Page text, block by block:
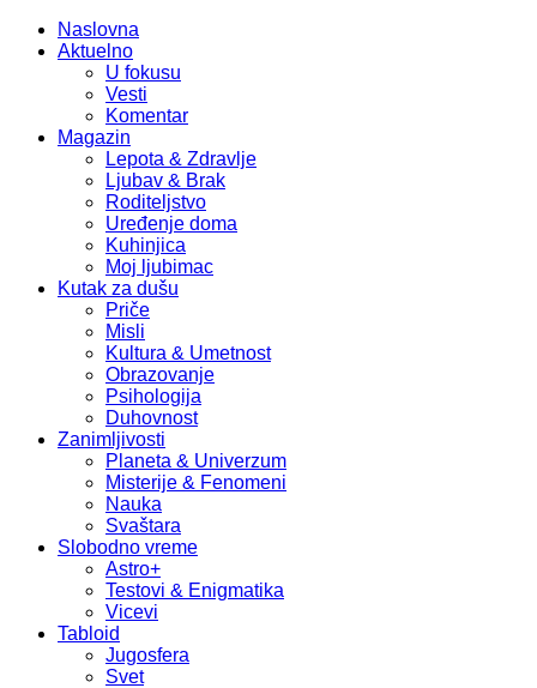
Naslovna
Aktuelno
U fokusu
Vesti
Komentar
Magazin
Lepota & Zdravlje
Ljubav & Brak
Roditeljstvo
Uređenje doma
Kuhinjica
Moj ljubimac
Kutak za dušu
Priče
Misli
Kultura & Umetnost
Obrazovanje
Psihologija
Duhovnost
Zanimljivosti
Planeta & Univerzum
Misterije & Fenomeni
Nauka
Svaštara
Slobodno vreme
Astro+
Testovi & Enigmatika
Vicevi
Tabloid
Jugosfera
Svet